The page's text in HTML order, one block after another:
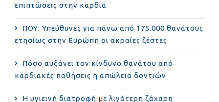
επιπτώσεις στην καρδιά
ΠΟΥ: Υπεύθυνες για πάνω από 175.000 θανάτους
ετησίως στην Ευρώπη οι ακραίες ζέστες
Πόσο αυξάνει τον κίνδυνο θανάτου από
καρδιακές παθήσεις η απώλεια δοντιών
Η υγιεινή διατροφή με λιγότερη ζάχαρη